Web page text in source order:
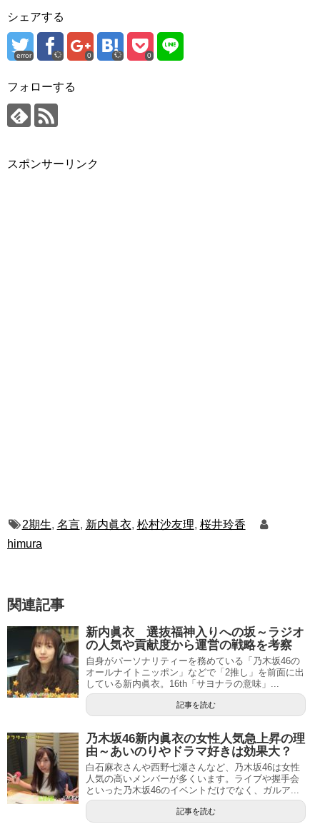
シェアする
error 0 0
フォローする
スポンサーリンク
2期生, 名言, 新内眞衣, 松村沙友理, 桜井玲香
himura
関連記事
新内眞衣 選抜福神入りへの坂～ラジオ
の人気や貢献度から運営の戦略を考察
自身がパーソナリティーを務めている「乃木坂46の
オールナイトニッポン」などで「2推し」を前面に出
している新内眞衣。16th「サヨナラの意味」...
記事を読む
乃木坂46新内眞衣の女性人気急上昇の理
由～あいのりやドラマ好きは効果大？
白石麻衣さんや西野七瀬さんなど、乃木坂46は女性
人気の高いメンバーが多くいます。ライブや握手会
といった乃木坂46のイベントだけでなく、ガルア...
記事を読む